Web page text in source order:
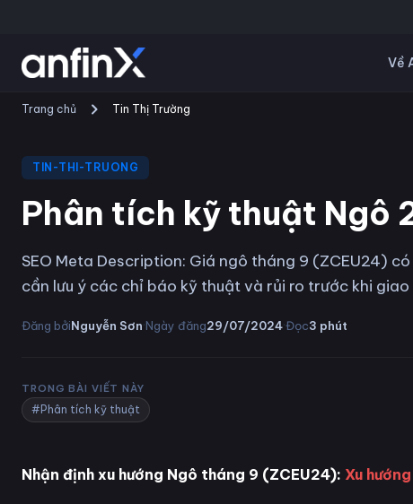
Về
Trang chủ Tin Thị Trường
TIN-THI-TRUONG
Phân tích kỹ thuật
SEO Meta Description: Giá ngô tháng 9 (ZCEU24)
cần lưu ý các chỉ báo kỹ thuật và rủi ro trước khi giao
Đăng bởiNguyễn Sơn·Ngày đăng29/07/2024·Đọc3 phút
TRONG BÀI VIẾT NÀY
#Phân tích kỹ thuật
Nhận định xu hướng Ngô tháng 9 (ZCEU24): Xu